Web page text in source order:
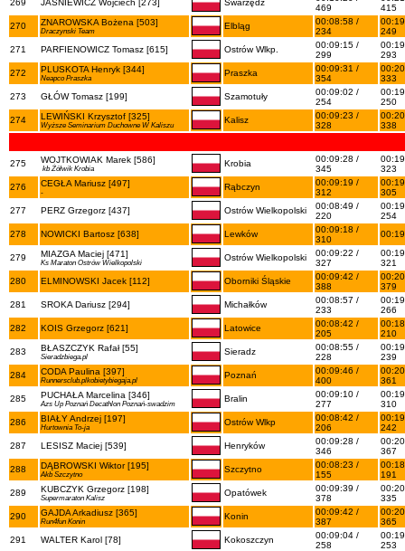
269 JAŚNIEWICZ Wojciech [273] Swarzędz
469
415
270
ZNAROWSKA Bożena [503]
Draczynski Team
Elbląg
00:08:58 /
234
249
271
PARFIENOWICZ Tomasz [615] Ostrów Wlkp.
00:09:15 /
299
293
272
PLUSKOTA Henryk [344]
Neapco Praszka
Praszka
00:09:31 /
354
333
273
GŁÓW Tomasz [199] Szamotuły
00:09:02 /
254
250
274
LEWIŃSKI Krzysztof [325]
Wyższe Seminarium Duchowne W Kaliszu
Kalisz
00:09:23 /
328
338
275 WOJTKOWIAK Marek [586]
kb Żółwik Krobia
Krobia
00:09:28 /
345
323
276
CEGŁA Mariusz [497]
-
Rąbczyn
00:09:19 /
312
305
277
PERZ Grzegorz [437] Ostrów Wielkopolski
00:08:49 /
220
254
278
NOWICKI Bartosz [638] Lewków
00:09:18 /
310
279 MIAZGA Maciej [471]
Ks Maraton Ostrów Wielkopolski
Ostrów Wielkopolski
00:09:22 /
327
321
280
ELMINOWSKI Jacek [112] Oborniki Śląskie
00:09:42 /
388
379
281
SROKA Dariusz [294] Michałków
00:08:57 /
233
266
282
KOIS Grzegorz [621] Latowice
00:08:42 /
205
210
283
BŁASZCZYK Rafał [55]
Sieradzbiega.pl
Sieradz
00:08:55 /
228
239
284
CODA Paulina [397]
Runnersclub.plkobietybiegaja.pl
Poznań
00:09:46 /
400
361
285
PUCHAŁA Marcelina [346]
Azs Up Poznań Decathlon Poznań-swadzim
Bralin
00:09:10 /
277
310
286
BIAŁY Andrzej [197]
Hurtownia To-ja
Ostrów Wlkp
00:08:42 /
206
242
287
LESISZ Maciej [539] Henryków
00:09:28 /
346
367
288
DĄBROWSKI Wiktor [195]
Akb Szczytno
Szczytno
00:08:23 /
155
191
289
KUBCZYK Grzegorz [198]
Supermaraton Kalisz
Opatówek
00:09:39 /
378
335
290
GAJDA Arkadiusz [365]
Run4fun Konin
Konin
00:09:42 /
387
365
291
WALTER Karol [78] Kokoszczyn
00:09:04 /
258
253